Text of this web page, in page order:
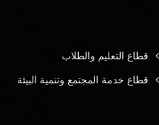
قطاع التعليم والطلاب
قطاع خدمة المجتمع وتنمية البيئة